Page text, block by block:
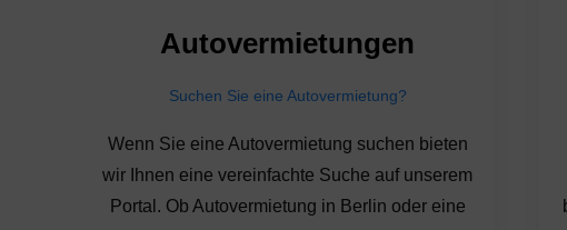
Autovermietungen
Suchen Sie eine Autovermietung?
Wenn Sie eine Autovermietung suchen bieten
wir Ihnen eine vereinfachte Suche auf unserem
Portal. Ob Autovermietung in Berlin oder eine